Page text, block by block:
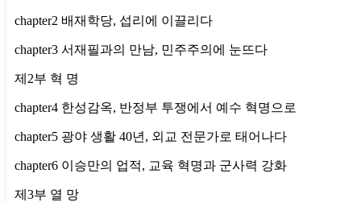
chapter2 배재학당, 섭리에 이끌리다
chapter3 서재필과의 만남, 민주주의에 눈뜨다
제2부 혁 명
chapter4 한성감옥, 반정부 투쟁에서 예수 혁명으로
chapter5 광야 생활 40년, 외교 전문가로 태어나다
chapter6 이승만의 업적, 교육 혁명과 군사력 강화
제3부 열 망